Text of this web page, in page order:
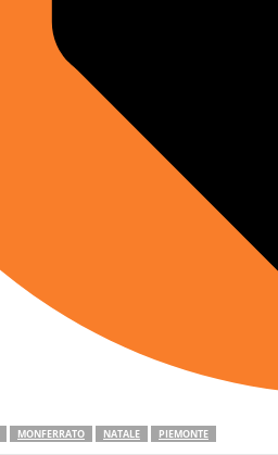
MONFERRATO NATALE PIEMONTE